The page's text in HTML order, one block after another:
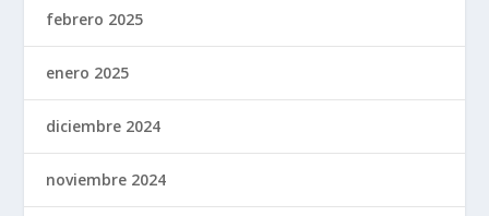
febrero 2025
enero 2025
diciembre 2024
noviembre 2024